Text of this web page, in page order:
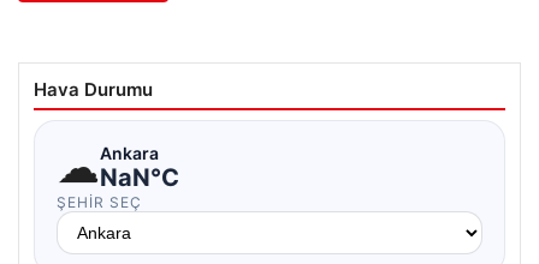
Hava Durumu
☁Ankara
NaN°C
ŞEHIR SEÇ